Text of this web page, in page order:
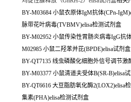
BY-M03684 小鼠衣原体IgM抗体(CPn-
脉带花叶病毒(TVBMV)elisa检测试剂盒
BY-M02952 小鼠传染性胃肠炎病毒IgG抗
M02985 小鼠二羟苯并芘(BPDE)elisa试剂盒
BY-QT7135 线虫磷酸化细胞外信号调节激
BY-M03377 小鼠清道夫受体B(SR-B)elisa
BY-QT6616 大豆脂肪氧化酶2(LOX2)elisa
集素(PHA)elisa检测试剂盒